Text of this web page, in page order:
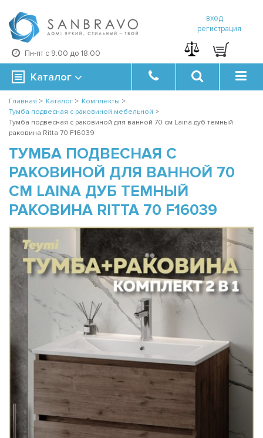
Пн-пт с 9:00 до 18:00
вход
регистрация
Каталог
Главная > Каталог > Комплекты >
Тумба подвесная с раковиной мебельной >
Тумба подвесная с раковиной для ванной 70 см Laina дуб темный
раковина Ritta 70 F16039
ТУМБА ПОДВЕСНАЯ С
РАКОВИНОЙ ДЛЯ ВАННОЙ 70
СМ LAINA ДУБ ТЕМНЫЙ
РАКОВИНА RITTA 70 F16039